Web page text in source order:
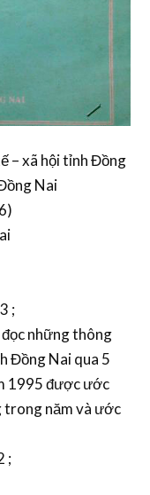
– xã hội tỉnh Đồng
Nai
;
những thông
Đồng Nai qua 5
1995 được ước
trong năm và ước
;